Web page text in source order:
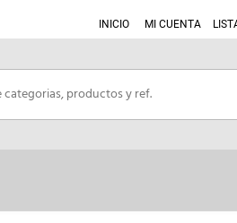
INICIO MI CUENTA